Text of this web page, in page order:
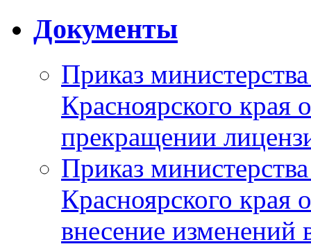
Документы
Приказ
Красноярского
прекращении
Приказ
Красноярского
внесение изменений